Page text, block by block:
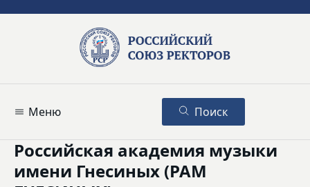
Меню Поиск
Российская академия музыки
имени Гнесиных (РАМ